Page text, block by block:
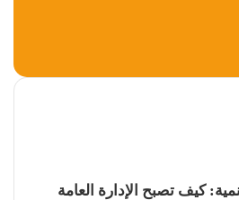
كيف تصبح الإدارة العامة